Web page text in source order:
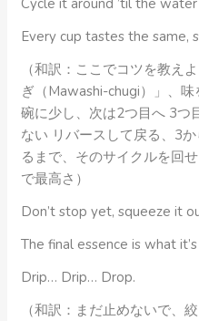
Every cup tastes the same,
（和訳：ここでコツを教え
ぎ（Mawashi-chugi）」、
碗に少し、次は2つ目へ 3つ
ない リバースして戻る、3
るまで、そのサイクルを回
で最高さ）
Don’t stop yet, squeeze it
The final essence is what
Drip… Drip… Drop.
（和訳：まだ止めないで、